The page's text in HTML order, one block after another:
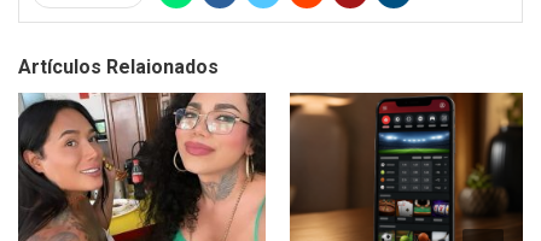
Artículos Relaionados